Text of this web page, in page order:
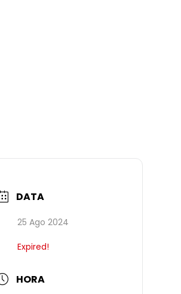
DATA
25 Ago 2024
Expired!
HORA